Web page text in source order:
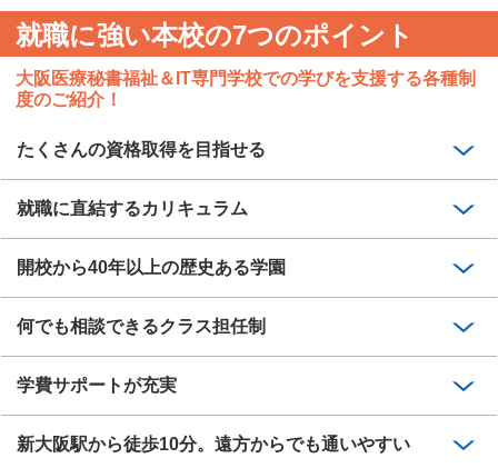
就職に強い本校の7つのポイント
大阪医療秘書福祉＆IT専門学校での学びを支援する各種制
度のご紹介！
たくさんの資格取得を目指せる
就職に直結するカリキュラム
開校から40年以上の歴史ある学園
何でも相談できるクラス担任制
学費サポートが充実
新大阪駅から徒歩10分。遠方からでも通いやすい